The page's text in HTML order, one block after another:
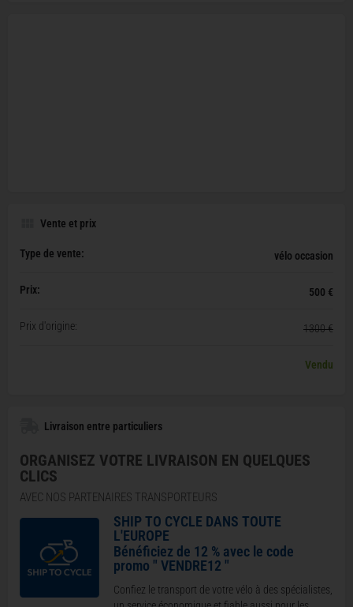
Vente et prix
Type de vente: vélo occasion
Prix: 500 €
Prix d'origine: 1300 €
Vendu
Livraison entre particuliers
ORGANISEZ VOTRE LIVRAISON EN QUELQUES
CLICS
AVEC NOS PARTENAIRES TRANSPORTEURS
SHIP TO CYCLE DANS TOUTE
L'EUROPE
Bénéficiez de 12 % avec le code
promo " VENDRE12 "
Confiez le transport de votre vélo à des spécialistes,